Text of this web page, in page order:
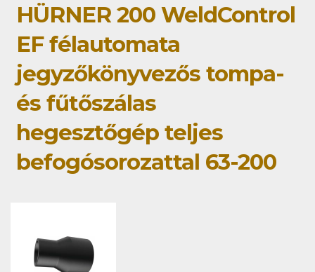
HÜRNER 200 WeldControl
EF félautomata
jegyzőkönyvezős tompa-
és fűtőszálas
hegesztőgép teljes
befogósorozattal 63-200